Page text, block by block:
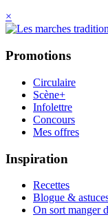
×
Promotions
Circulaire
Scène+
Infolettre
Concours
Mes offres
Inspiration
Recettes
Blogue &
On sort manger